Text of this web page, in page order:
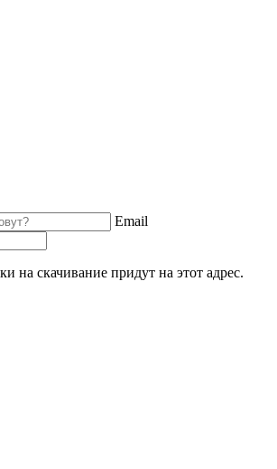
Email
на скачивание придут на этот адрес.